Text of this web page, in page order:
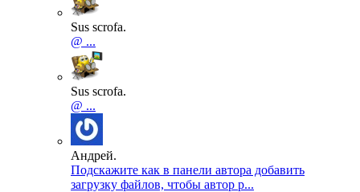
Sus scrofa.
@ ...
Sus scrofa.
@ ...
Андрей.
Подскажите как в панели автора добавить
загрузку файлов, чтобы автор р...